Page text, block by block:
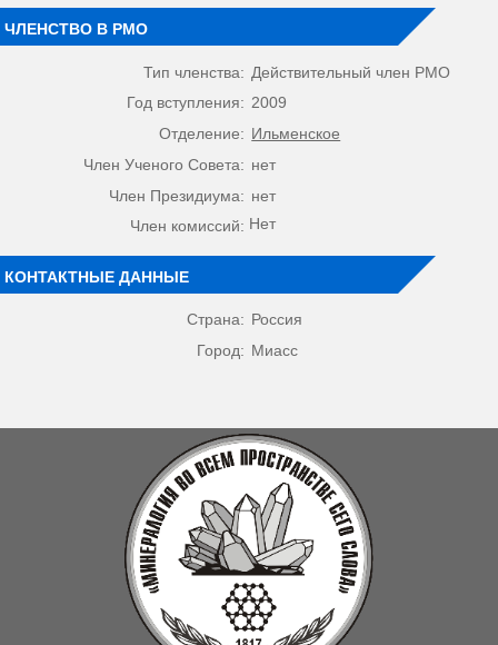
ЧЛЕНСТВО В РМО
Тип членства: Действительный член РМО
Год вступления: 2009
Отделение: Ильменское
Член Ученого Совета: нет
Член Президиума: нет
Член комиссий: Нет
КОНТАКТНЫЕ ДАННЫЕ
Страна: Россия
Город: Миасс